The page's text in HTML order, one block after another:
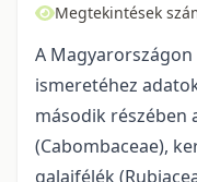
Megtekintések
A
ismeretéhez
második részében
(Cabombaceae),
galajfélék